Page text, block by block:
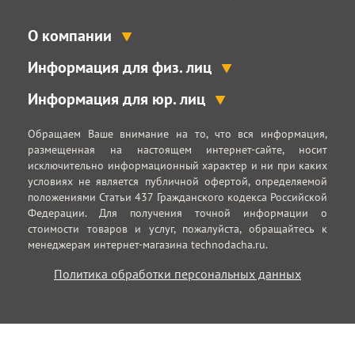
О компании
Информация для физ. лиц
Информация для юр. лиц
Обращаем Ваше внимание на то, что вся информация,
размещенная на настоящем интернет-сайте, носит
исключительно информационный характер и ни при каких
условиях не является публичной офертой, определяемой
положениями Статьи 437 Гражданского кодекса Российской
Федерации. Для получения точной информации о
стоимости товаров и услуг, пожалуйста, обращайтесь к
менеджерам интернет-магазина technodacha.ru.
Политика обработки персональных данных